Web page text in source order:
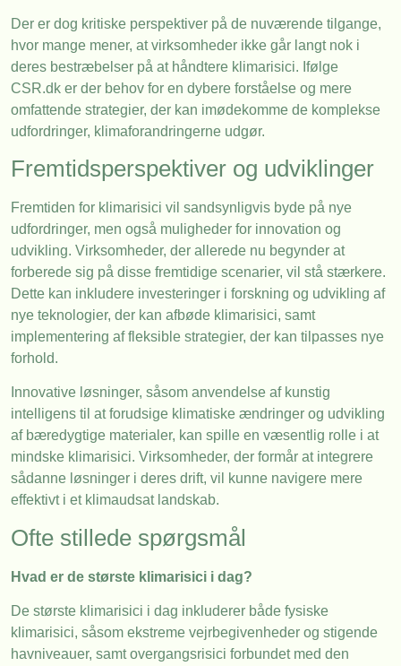
Der er dog kritiske perspektiver på de nuværende tilgange,
hvor mange mener, at virksomheder ikke går langt nok i
deres bestræbelser på at håndtere klimarisici. Ifølge
CSR.dk er der behov for en dybere forståelse og mere
omfattende strategier, der kan imødekomme de komplekse
udfordringer, klimaforandringerne udgør.
Fremtidsperspektiver og udviklinger
Fremtiden for klimarisici vil sandsynligvis byde på nye
udfordringer, men også muligheder for innovation og
udvikling. Virksomheder, der allerede nu begynder at
forberede sig på disse fremtidige scenarier, vil stå stærkere.
Dette kan inkludere investeringer i forskning og udvikling af
nye teknologier, der kan afbøde klimarisici, samt
implementering af fleksible strategier, der kan tilpasses nye
forhold.
Innovative løsninger, såsom anvendelse af kunstig
intelligens til at forudsige klimatiske ændringer og udvikling
af bæredygtige materialer, kan spille en væsentlig rolle i at
mindske klimarisici. Virksomheder, der formår at integrere
sådanne løsninger i deres drift, vil kunne navigere mere
effektivt i et klimaudsat landskab.
Ofte stillede spørgsmål
Hvad er de største klimarisici i dag?
De største klimarisici i dag inkluderer både fysiske
klimarisici, såsom ekstreme vejrbegivenheder og stigende
havniveauer, samt overgangsrisici forbundet med den